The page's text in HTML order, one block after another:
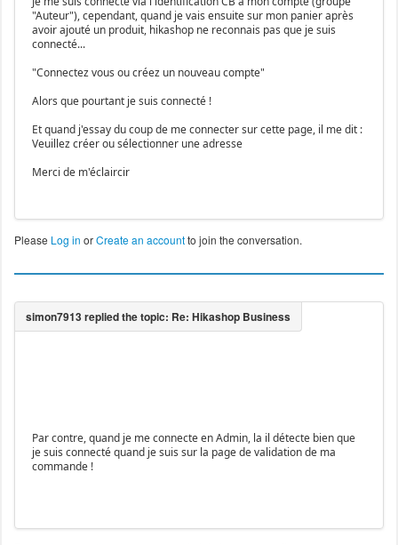
"Auteur"), cependant, quand je vais ensuite sur mon panier après
avoir ajouté un produit, hikashop ne reconnais pas que je suis
connecté...
"Connectez vous ou créez un nouveau compte"
Alors que pourtant je suis connecté !
Et quand j'essay du coup de me connecter sur cette page, il me dit :
Veuillez créer ou sélectionner une adresse
Merci de m'éclaircir
Please Log in orCreate an accountto join the conversation.
Par contre, quand je me connecte en Admin, la il détecte bien que
je suis connecté quand je suis sur la page de validation de ma
commande !